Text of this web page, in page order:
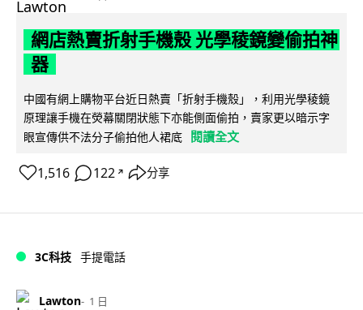
網店熱賣折射手機殼 光學稜鏡變偷拍神
器
中國有網上購物平台近日熱賣「折射手機殼」，利用光學稜鏡
原理讓手機在熒幕關閉狀態下亦能側面偷拍，賣家更以暗示字
眼宣傳供不法分子偷拍他人裙底 閱讀全文
1,516 122 ↗ 分享
3C科技 手提電話
Lawton 1 日